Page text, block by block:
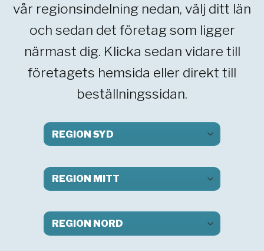
vår regionsindelning nedan, välj ditt län
och sedan det företag som ligger
närmast dig. Klicka sedan vidare till
företagets hemsida eller direkt till
beställningssidan.